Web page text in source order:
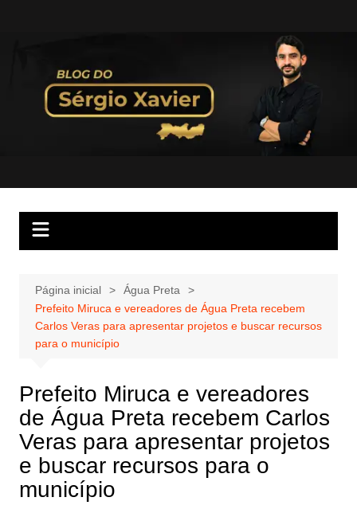
Página inicial
Água Preta
Prefeito Miruca e vereadores de Água Preta recebem
Carlos Veras para apresentar projetos e buscar recursos
para o município
Prefeito Miruca e vereadores
de Água Preta recebem Carlos
Veras para apresentar projetos
e buscar recursos para o
município